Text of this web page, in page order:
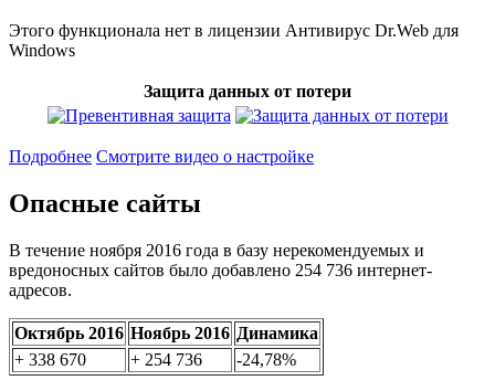
Этого функционала нет в лицензии Антивирус Dr.Web для
Windows
Защита данных от потери
Подробнее Смотрите видео о настройке
Опасные сайты
В течение ноября 2016 года в базу нерекомендуемых и
вредоносных сайтов было добавлено 254 736 интернет-
адресов.
Октябрь 2016 Ноябрь 2016 Динамика
+ 338 670
+ 254 736 -24,78%